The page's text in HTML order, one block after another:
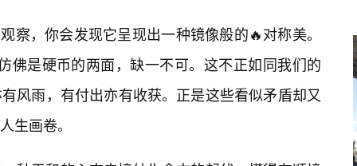
察，你会发现它呈现出一种镜像般的🔥对称美。
佛是硬币的两面，缺一不可。这不正如同我们的
风雨，有付出亦有收获。正是这些看似矛盾却又
生画卷。